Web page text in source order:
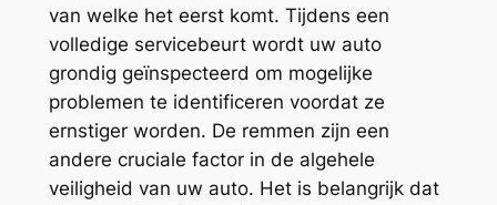
van welke het eerst komt. Tijdens een
volledige servicebeurt wordt uw auto
grondig geïnspecteerd om mogelijke
problemen te identificeren voordat ze
ernstiger worden. De remmen zijn een
andere cruciale factor in de algehele
veiligheid van uw auto. Het is belangrijk dat